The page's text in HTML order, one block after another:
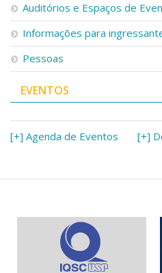
Apoio ao Estudante
Segurança, Trânsito e
RH, Administrativo e
Outros serviços
Comunicação
Assessorias e Mídias
Aplicativos e Sites
Jornal da USP
Agenda de Eventos
Auditórios e Espaços de
Informações para
Pessoas
EVENTOS
[+] Agenda de Eventos [+]